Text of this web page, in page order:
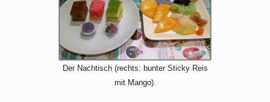
Der Nachtisch (rechts: bunter Sticky Reis
mit Mango).